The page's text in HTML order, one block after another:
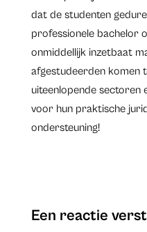
dat de studenten
professionele bachelor
onmiddellijk inzetbaat
afgestudeerden komen
uiteenlopende sectoren
voor hun praktische
ondersteuning!
Een reactie